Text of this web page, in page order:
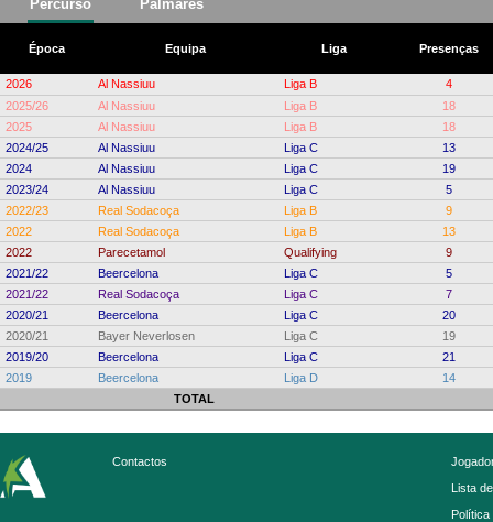
Percurso Palmarés
Época Equipa Liga Presenças
2026 Al Nassiuu Liga B
4
2025/26
Al Nassiuu Liga B
18
2025
Al Nassiuu Liga B
18
2024/25
Al Nassiuu Liga C
13
2024
Al Nassiuu Liga C
19
2023/24
Al Nassiuu Liga C
5
2022/23
Real Sodacoça Liga B
9
2022
Real Sodacoça Liga B
13
2022
Parecetamol Qualifying
9
2021/22
Beercelona Liga C
5
2021/22
Real Sodacoça Liga C
7
2020/21
Beercelona Liga C
20
2020/21
Bayer Neverlosen Liga C
19
2019/20
Beercelona Liga C
21
2019
Beercelona Liga D
14
TOTAL
Contactos
Lista
Política